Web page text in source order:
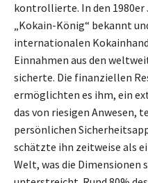
kontrollierte. In den 1980er
„Kokain-König“ bekannt
internationalen
Einnahmen aus den
sicherte. Die finanziellen
ermöglichten es ihm, ein
das von riesigen Anwesen,
persönlichen
schätzte ihn zeitweise als
Welt, was die Dimensionen